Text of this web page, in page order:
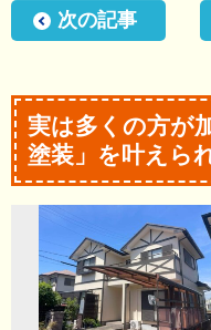
次の記事
実は多くの方が
塗装」を叶えら